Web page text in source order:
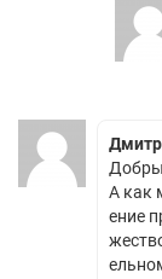
А как
ение